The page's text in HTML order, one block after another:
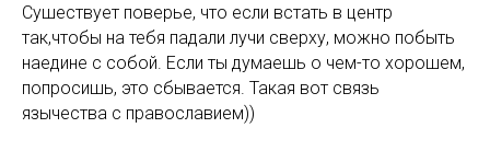
Сушествует поверье, что если встать в центр
так,чтобы на тебя падали лучи сверху, можно побыть
наедине с собой. Если ты думаешь о чем-то хорошем,
попросишь, это сбывается. Такая вот связь
язычества с православием))